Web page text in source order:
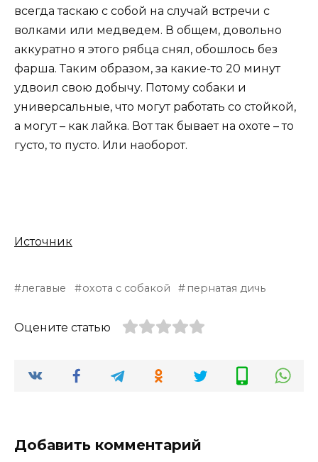
всегда таскаю с собой на случай встречи с
волками или медведем. В общем, довольно
аккуратно я этого рябца снял, обошлось без
фарша. Таким образом, за какие-то 20 минут
удвоил свою добычу. Потому собаки и
универсальные, что могут работать со стойкой,
а могут – как лайка. Вот так бывает на охоте – то
густо, то пусто. Или наоборот.
Источник
легавые охота с собакой пернатая дичь
Оцените статью
Добавить комментарий